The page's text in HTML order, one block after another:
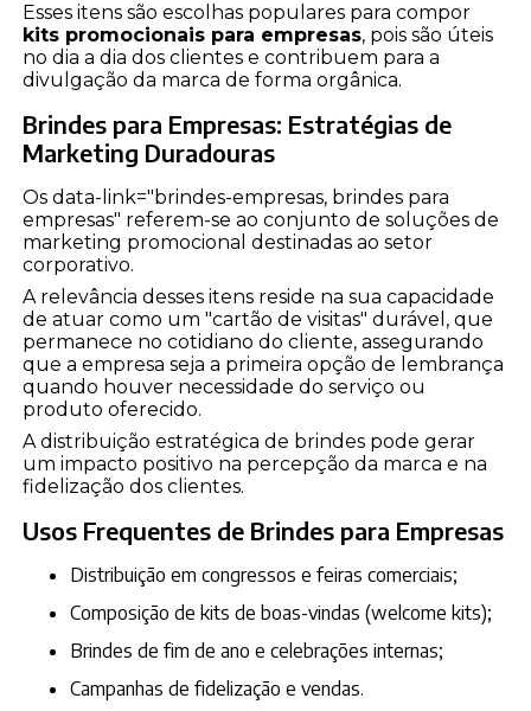
Esses itens são escolhas populares para compor
kits promocionais para empresas, pois são úteis
no dia a dia dos clientes e contribuem para a
divulgação da marca de forma orgânica.
Brindes para Empresas: Estratégias de
Marketing Duradouras
Os data-link="brindes-empresas, brindes para
empresas" referem-se ao conjunto de soluções de
marketing promocional destinadas ao setor
corporativo.
A relevância desses itens reside na sua capacidade
de atuar como um "cartão de visitas" durável, que
permanece no cotidiano do cliente, assegurando
que a empresa seja a primeira opção de lembrança
quando houver necessidade do serviço ou
produto oferecido.
A distribuição estratégica de brindes pode gerar
um impacto positivo na percepção da marca e na
fidelização dos clientes.
Usos Frequentes de Brindes para Empresas
Distribuição em congressos e feiras comerciais;
Composição de kits de boas-vindas (welcome kits);
Brindes de fim de ano e celebrações internas;
Campanhas de fidelização e vendas.